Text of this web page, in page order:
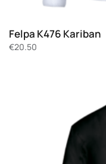
Felpa K476 Kariban
€20.50